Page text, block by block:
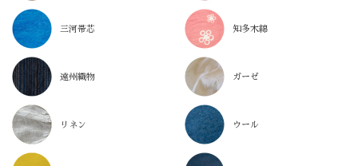
三河帯芯 知多木綿
遠州織物 ガーゼ
リネン ウール